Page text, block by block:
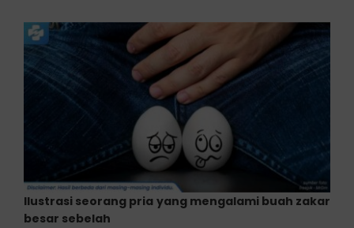
Ilustrasi seorang pria yang mengalami buah zakar
besar sebelah